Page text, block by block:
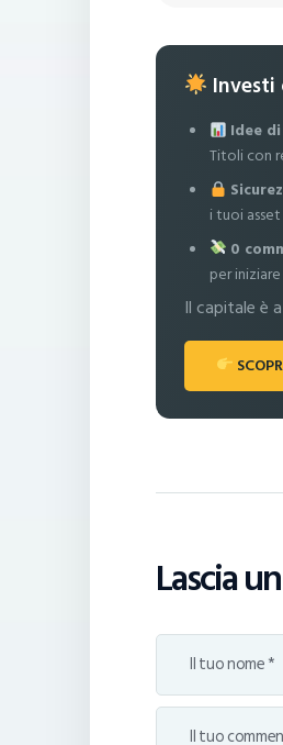
Investi
Idee
Titoli con
i tuoi
0
per
Il capitale è
Lascia